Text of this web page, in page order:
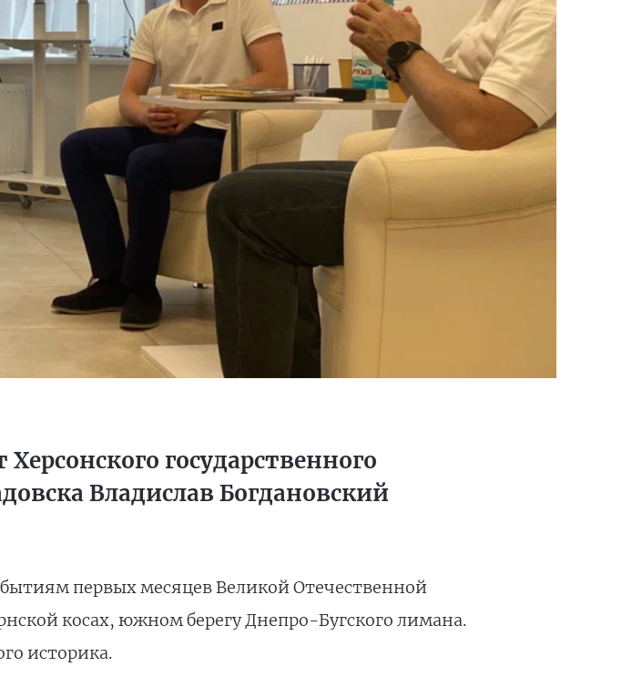
государственного
Владислав Богдановский
первых месяцев Великой Отечественной
косах, южном берегу Днепро-Бугского лимана.
историка.